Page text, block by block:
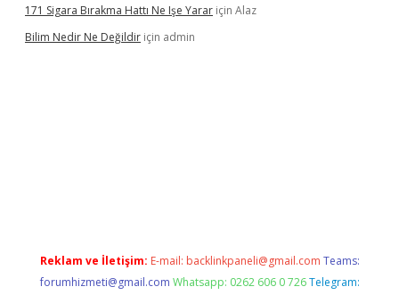
171 Sigara Bırakma Hattı Ne Işe Yarar için Alaz
Bilim Nedir Ne Değildir için admin
Reklam ve İletişim: E-mail: backlinkpaneli@gmail.com Teams:
forumhizmeti@gmail.com Whatsapp: 0262 606 0 726 Telegram: